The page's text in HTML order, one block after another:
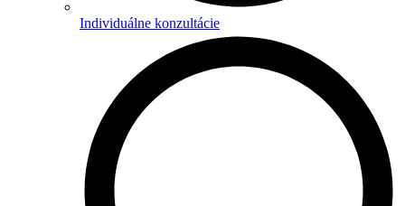
Individuálne konzultácie